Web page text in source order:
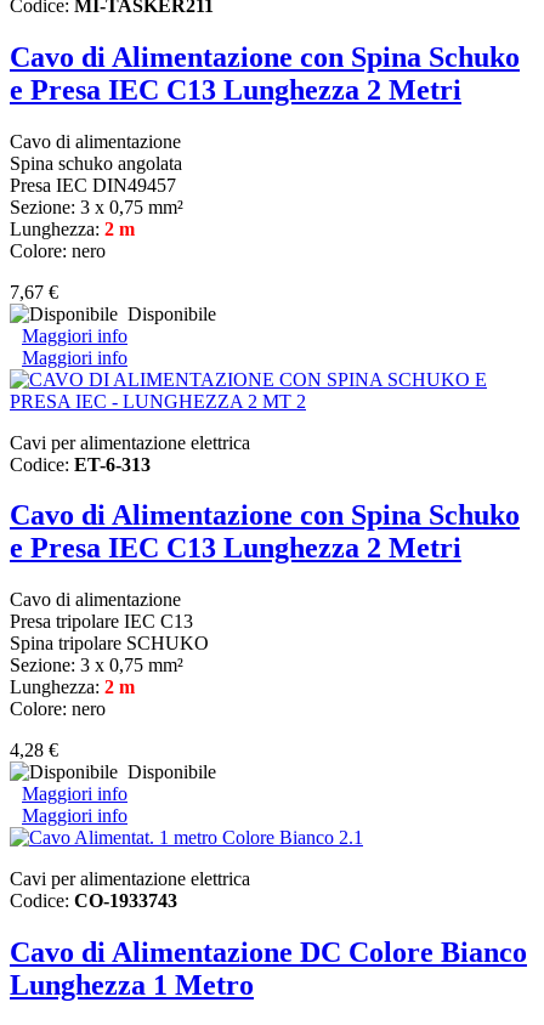
Codice: MI-TASKER211
Cavo di Alimentazione con Spina Schuko
e Presa IEC C13 Lunghezza 2 Metri
Cavo di alimentazione
Spina schuko angolata
Presa IEC DIN49457
Sezione: 3 x 0,75 mm²
Lunghezza: 2 m
Colore: nero
7,67 €
Disponibile
Maggiori info
Maggiori info
Cavi per alimentazione elettrica
Codice: ET-6-313
Cavo di Alimentazione con Spina Schuko
e Presa IEC C13 Lunghezza 2 Metri
Cavo di alimentazione
Presa tripolare IEC C13
Spina tripolare SCHUKO
Sezione: 3 x 0,75 mm²
Lunghezza: 2 m
Colore: nero
4,28 €
Disponibile
Maggiori info
Maggiori info
Cavi per alimentazione elettrica
Codice: CO-1933743
Cavo di Alimentazione DC Colore Bianco
Lunghezza 1 Metro